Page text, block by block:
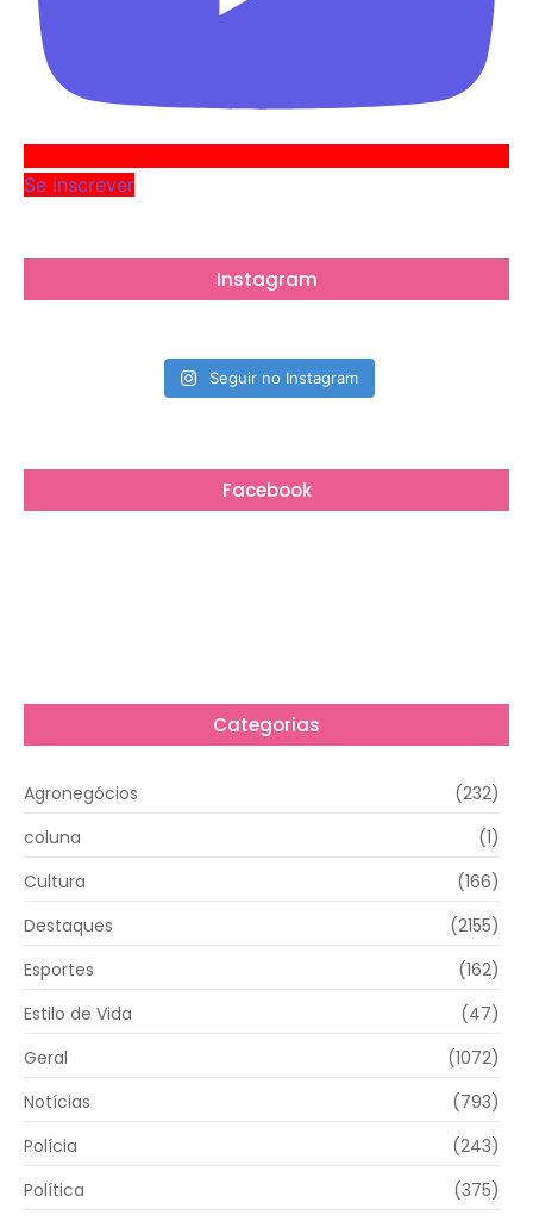
Se inscrever
Instagram
Seguir no Instagram
Facebook
Categorias
Agronegócios
(232)
coluna
(1)
Cultura
(166)
Destaques
(2155)
Esportes
(162)
Estilo de Vida
(47)
Geral
(1072)
Notícias
(793)
Polícia
(243)
Política
(375)